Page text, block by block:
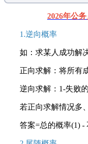
2026年公
1.逆向概率
如：求某人成功解
正向求解：将所有
逆向求解：1-失败
若正向求解情况多
答案=总的概率(1) -